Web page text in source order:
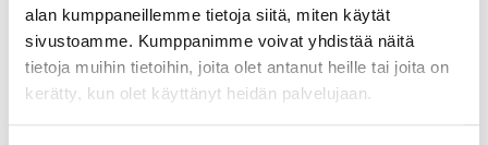
alan kumppaneillemme tietoja siitä, miten käytät
sivustoamme. Kumppanimme voivat yhdistää näitä
tietoja muihin tietoihin, joita olet antanut heille tai joita on
kerätty, kun olet käyttänyt heidän palvelujaan.
EDULLINEN KIINTEÄHINTAINEN
MÄÄRÄAIKAINEN SÄHKÖSOPIMUS